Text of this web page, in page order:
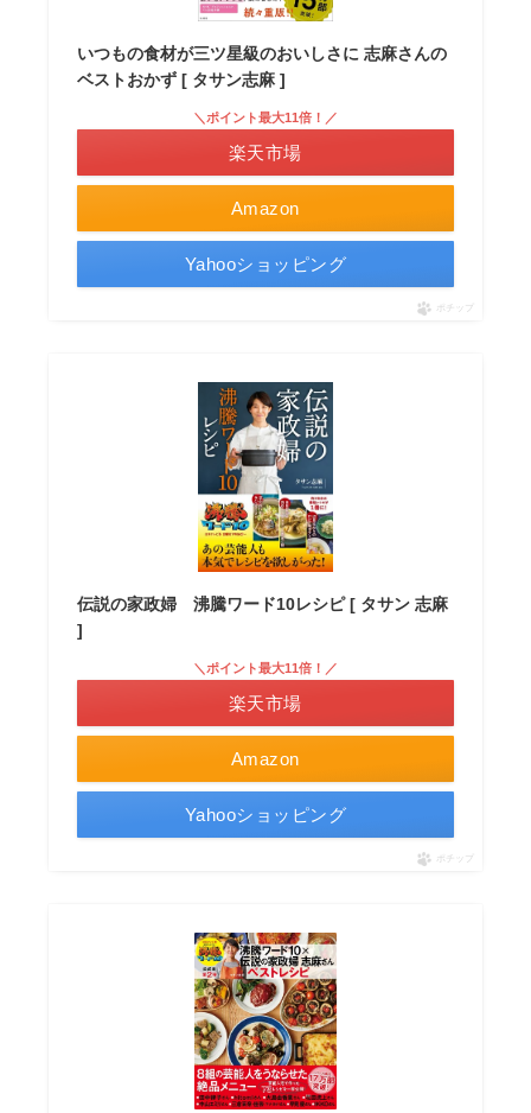
いつもの食材が三ツ星級のおいしさに 志麻さんの
ベストおかず [ タサン志麻 ]
Amazon
＼ポイント最大11倍！／
楽天市場
Yahooショッピング
ポチップ
伝説の家政婦 沸騰ワード10レシピ [ タサン 志麻
]
Amazon
＼ポイント最大11倍！／
楽天市場
Yahooショッピング
ポチップ